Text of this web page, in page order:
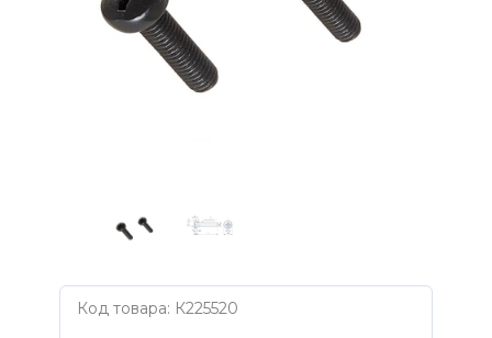
Код товара: К225520